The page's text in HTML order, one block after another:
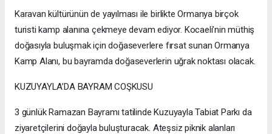
Karavan kültürünün de yayılması ile birlikte Ormanya birçok
turisti kamp alanına çekmeye devam ediyor. Kocaeli’nin müthiş
doğasıyla buluşmak için doğaseverlere fırsat sunan Ormanya
Kamp Alanı, bu bayramda doğaseverlerin uğrak noktası olacak.
KUZUYAYLA’DA BAYRAM COŞKUSU
3 günlük Ramazan Bayramı tatilinde Kuzuyayla Tabiat Parkı da
ziyaretçilerini doğayla buluşturacak. Ateşsiz piknik alanları